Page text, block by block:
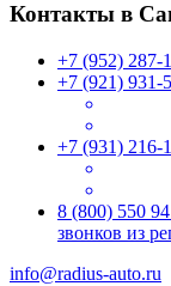
Контакты в
+7 (952) 287-
+7 (921) 931-
+7 (931) 216-
8 (800) 550
звонков из
info@radius-auto.ru